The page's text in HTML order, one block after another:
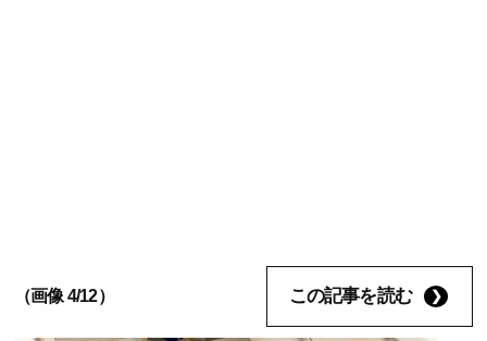
（画像 4/12） この記事を読む